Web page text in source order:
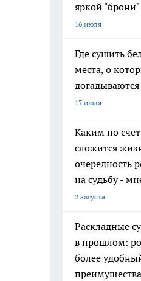
яркой "брони"
16 июля
Где сушить
места, о
17 июля
Каким по
сложится
очередность
на судьбу -
2 августа
Раскладные
в прошлом:
более
преимущества